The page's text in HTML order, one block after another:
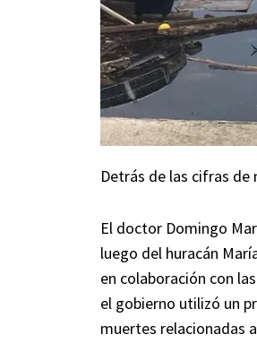
Detrás de las cifras
El doctor Domingo
luego del huracán
en colaboración con
el gobierno utilizó un
muertes relacionadas